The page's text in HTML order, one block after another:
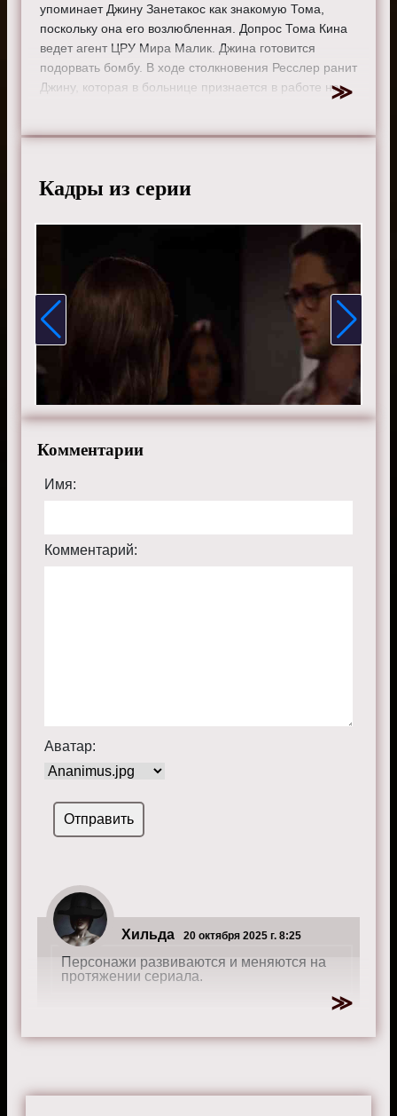
упоминает Джину Занетакос как знакомую Тома,
поскольку она его возлюбленная. Допрос Тома Кина
ведет агент ЦРУ Мира Малик. Джина готовится
подорвать бомбу. В ходе столкновения Ресслер ранит
Джину, которая в больнице признается в работе на
Режиссер:Адам Аркин
Клаттенхофф, Райан Эгголд, Парминдер Награ и Гарри
Ленникс.
Смотрите онлайн 1 сезон 6 серию «Черный список»
бесплатно в хорошем HD качестве, на телефоне,
планшете, пк или телевизоре на сайте the-blacklist-
Кадры из серии
Комментарии
Имя:
Комментарий:
Аватар:
Хильда 20 октября 2025 г. 8:25
Персонажи развиваются и меняются на
протяжении сериала.